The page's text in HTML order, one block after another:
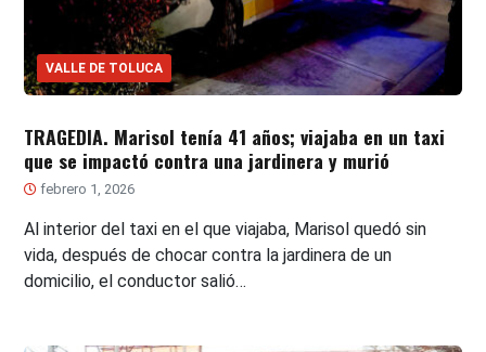
VALLE DE TOLUCA
TRAGEDIA. Marisol tenía 41 años; viajaba en un taxi
que se impactó contra una jardinera y murió
febrero 1, 2026
Al interior del taxi en el que viajaba, Marisol quedó sin
vida, después de chocar contra la jardinera de un
domicilio, el conductor salió…